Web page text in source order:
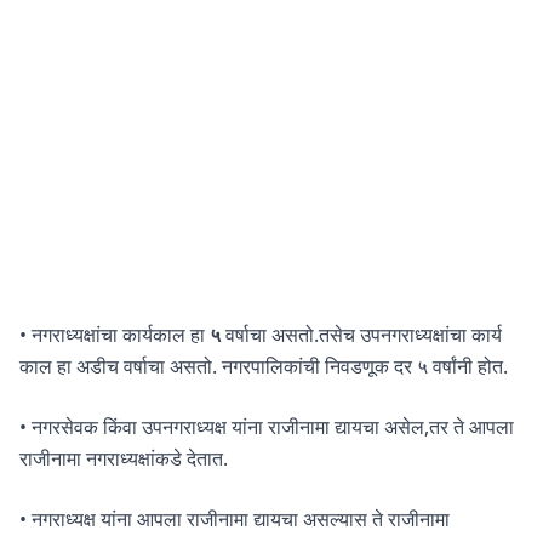
• नगराध्यक्षांचा कार्यकाल हा ५वर्षाचा असतो.तसेच उपनगराध्यक्षांचा कार्य
काल हा अडीच वर्षाचा असतो. नगरपालिकांची निवडणूक दर ५ वर्षांनी होत.
• नगरसेवक किंवा उपनगराध्यक्ष यांना राजीनामा द्यायचा असेल,तर ते आपला
राजीनामा नगराध्यक्षांकडे देतात.
• नगराध्यक्ष यांना आपला राजीनामा द्यायचा असल्यास ते राजीनामा